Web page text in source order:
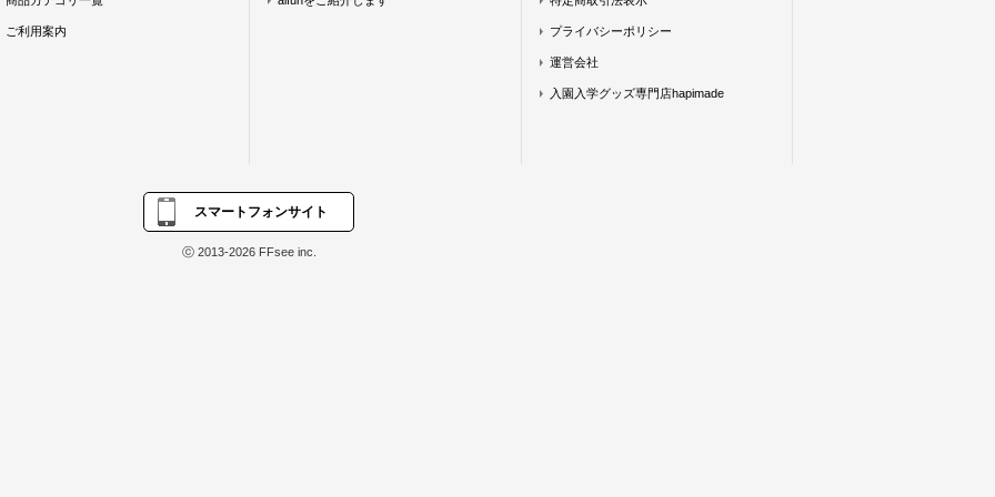
ご利用案内 プライバシーポリシー
運営会社
入園入学グッズ専門店hapimade
スマートフォンサイト
ⓒ 2013-2026 FFsee inc.